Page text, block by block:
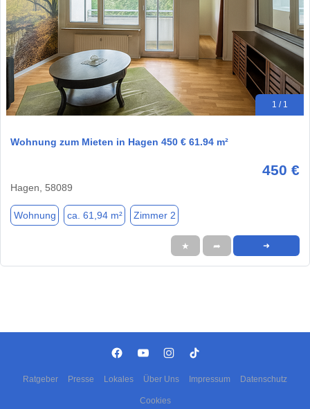
1 / 1
Wohnung zum Mieten in Hagen 450 € 61.94 m²
450 €
Hagen, 58089
Wohnung ca. 61,94 m² Zimmer 2
★ ➦ ➜
Ratgeber Presse Lokales Über Uns Impressum Datenschutz
Cookies